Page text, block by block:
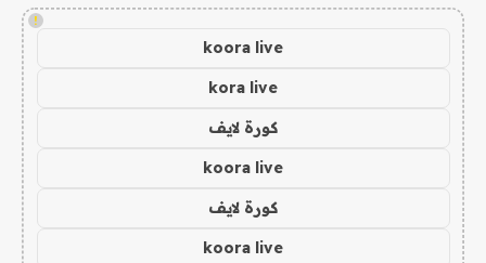
!
koora live
kora live
كورة لايف
koora live
كورة لايف
koora live